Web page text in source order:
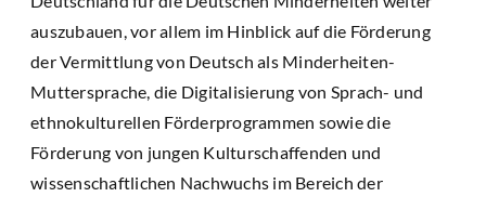
auszubauen, vor allem im Hinblick auf die Förderung
der Vermittlung von Deutsch als Minderheiten-
Muttersprache, die Digitalisierung von Sprach- und
ethnokulturellen Förderprogrammen sowie die
Förderung von jungen Kulturschaffenden und
wissenschaftlichen Nachwuchs im Bereich der